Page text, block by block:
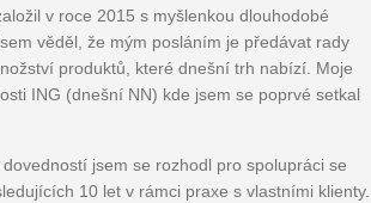
v roce 2015 s myšlenkou dlouhodobé
věděl, že mým posláním je předávat rady
produktů, které dnešní trh nabízí. Moje
ING (dnešní NN) kde jsem se poprvé setkal
jsem se rozhodl pro spolupráci se
10 let v rámci praxe s vlastními klienty.